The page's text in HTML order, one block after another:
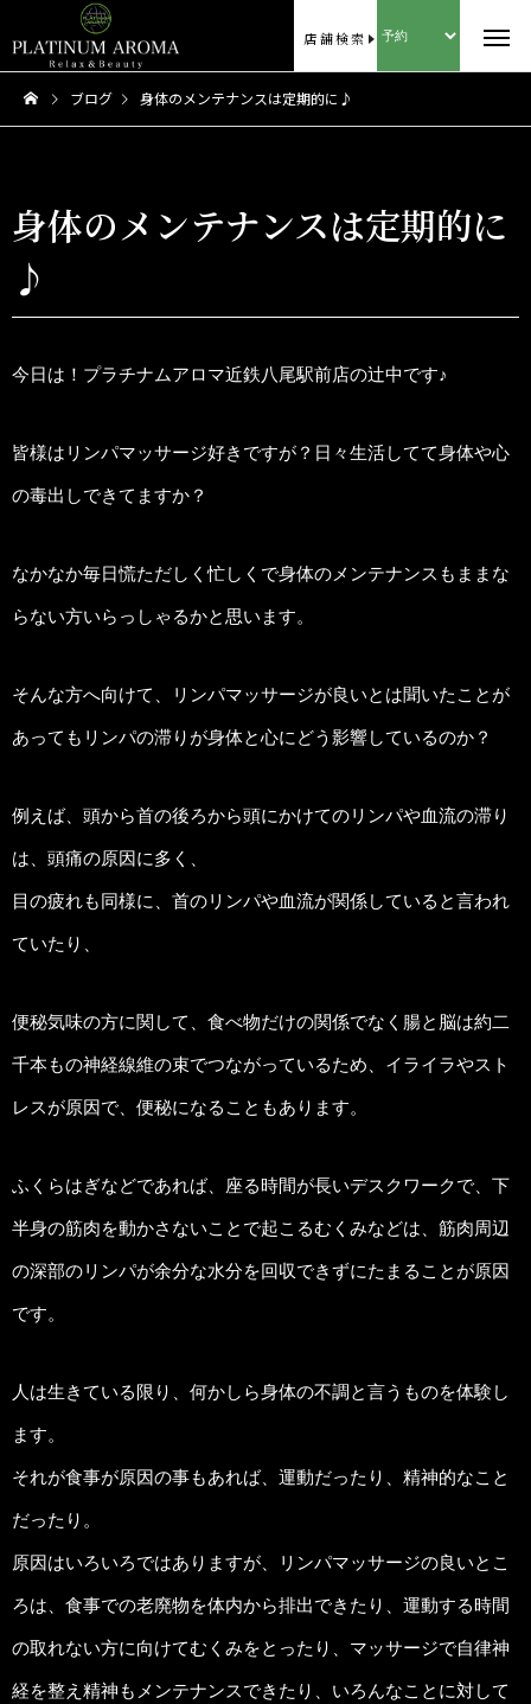
店舗検索
ブログ 身体のメンテナンスは定期的に♪
身体のメンテナンスは定期的に
♪
今日は！プラチナムアロマ近鉄八尾駅前店の辻中です♪
皆様はリンパマッサージ好きですが？日々生活してて身体や心
の毒出しできてますか？
なかなか毎日慌ただしく忙しくで身体のメンテナンスもままな
らない方いらっしゃるかと思います。
そんな方へ向けて、リンパマッサージが良いとは聞いたことが
あってもリンパの滞りが身体と心にどう影響しているのか？
例えば、頭から首の後ろから頭にかけてのリンパや血流の滞り
は、頭痛の原因に多く、
目の疲れも同様に、首のリンパや血流が関係していると言われ
ていたり、
便秘気味の方に関して、食べ物だけの関係でなく腸と脳は約二
千本もの神経線維の束でつながっているため、イライラやスト
レスが原因で、便秘になることもあります。
ふくらはぎなどであれば、座る時間が長いデスクワークで、下
半身の筋肉を動かさないことで起こるむくみなどは、筋肉周辺
の深部のリンパが余分な水分を回収できずにたまることが原因
です。
人は生きている限り、何かしら身体の不調と言うものを体験し
ます。
それが食事が原因の事もあれば、運動だったり、精神的なこと
だったり。
原因はいろいろではありますが、リンパマッサージの良いとこ
ろは、食事での老廃物を体内から排出できたり、運動する時間
の取れない方に向けてむくみをとったり、マッサージで自律神
経を整え精神もメンテナンスできたり、いろんなことに対して